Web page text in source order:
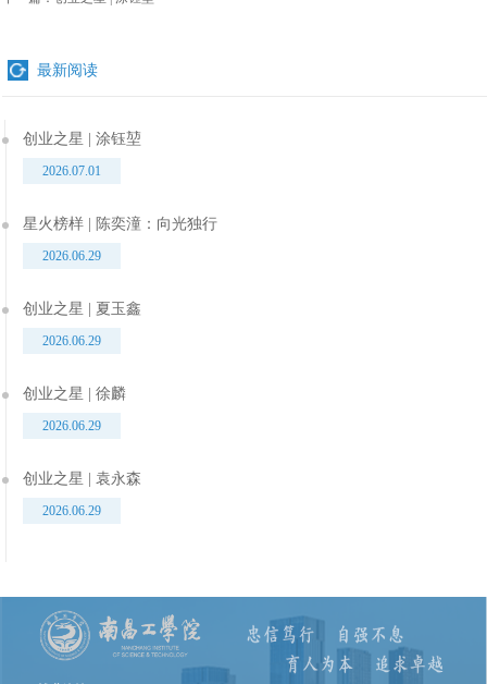
最新阅读
创业之星 | 涂钰堃
2026.07.01
星火榜样 | 陈奕潼：向光独行
2026.06.29
创业之星 | 夏玉鑫
2026.06.29
创业之星 | 徐麟
2026.06.29
创业之星 | 袁永森
2026.06.29